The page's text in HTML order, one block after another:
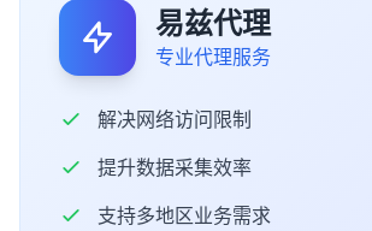
易兹代理
专业代理服务
解决网络访问限制
提升数据采集效率
支持多地区业务需求